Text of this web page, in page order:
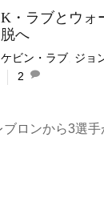
K・ラブとウォ
脱へ
ケビン・ラブ, ジョ
2
ブロンから3選手